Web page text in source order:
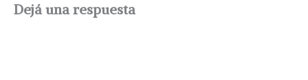
Dejá una respuesta